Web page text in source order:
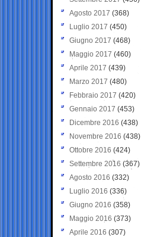
Agosto 2017 (368)
Luglio 2017 (450)
Giugno 2017 (468)
Maggio 2017 (460)
Aprile 2017 (439)
Marzo 2017 (480)
Febbraio 2017 (420)
Gennaio 2017 (453)
Dicembre 2016 (438)
Novembre 2016 (438)
Ottobre 2016 (424)
Settembre 2016 (367)
Agosto 2016 (332)
Luglio 2016 (336)
Giugno 2016 (358)
Maggio 2016 (373)
Aprile 2016 (307)